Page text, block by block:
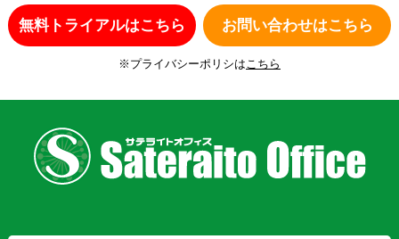
無料トライアルはこちら お問い合わせはこちら
※プライバシーポリシは こちら